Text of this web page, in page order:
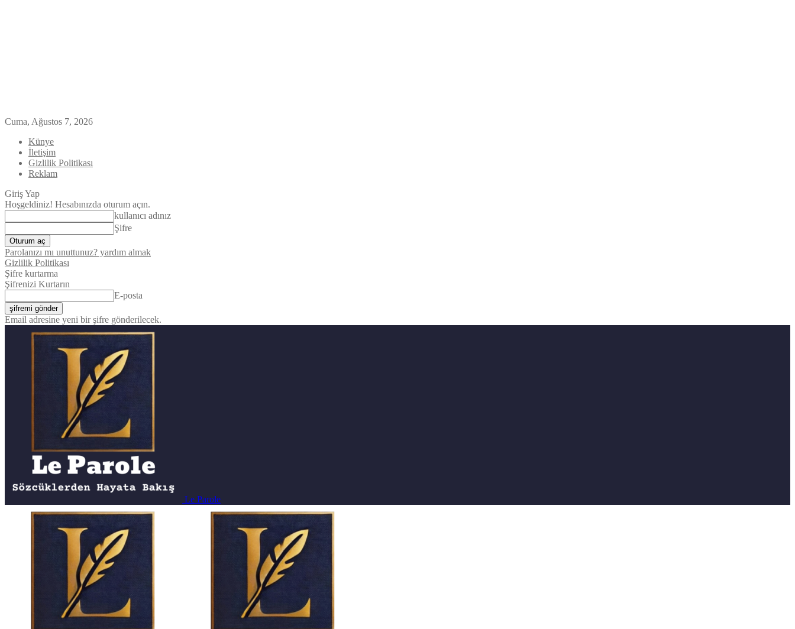
Cuma, Ağustos 7, 2026
Künye
İletişim
Gizlilik Politikası
Reklam
Giriş Yap
Hoşgeldiniz! Hesabınızda oturum açın.
kullanıcı adınız
Şifre
Parolanızı mı unuttunuz? yardım almak
Gizlilik Politikası
Şifre kurtarma
Şifrenizi Kurtarın
E-posta
Email adresine yeni bir şifre gönderilecek.
Le Parole